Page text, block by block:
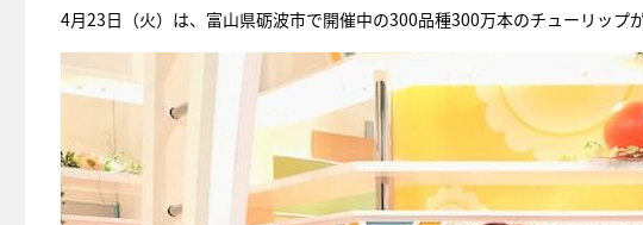
4月23日（火）は、富山県砺波市で開催中の300品種300万本のチューリッ